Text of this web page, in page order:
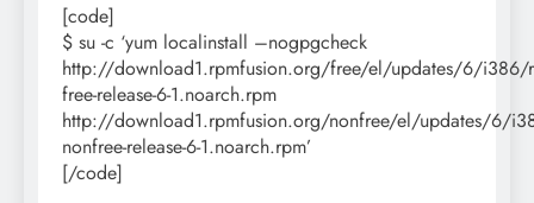
[code]
$ su -c ‘yum localinstall –nogpgcheck
http://download1.rpmfusion.org/free/el/updates/6/i386/
free-release-6-1.noarch.rpm
http://download1.rpmfusion.org/nonfree/el/updates/6/
nonfree-release-6-1.noarch.rpm’
[/code]